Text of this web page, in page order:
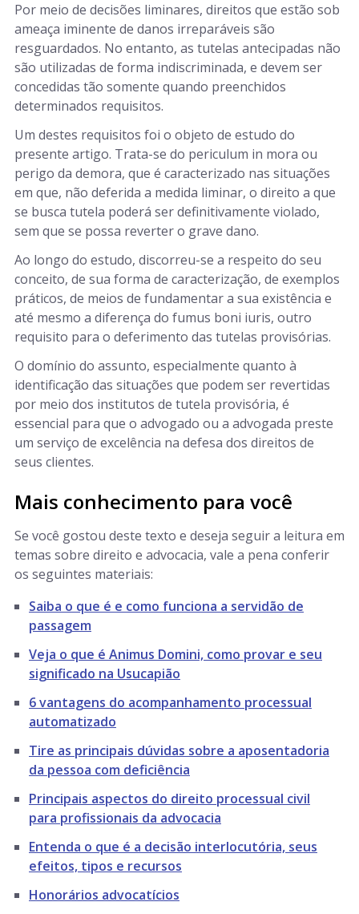
Por meio de decisões liminares, direitos que estão sob
ameaça iminente de danos irreparáveis são
resguardados. No entanto, as tutelas antecipadas não
são utilizadas de forma indiscriminada, e devem ser
concedidas tão somente quando preenchidos
determinados requisitos.
Um destes requisitos foi o objeto de estudo do
presente artigo. Trata-se do periculum in mora ou
perigo da demora, que é caracterizado nas situações
em que, não deferida a medida liminar, o direito a que
se busca tutela poderá ser definitivamente violado,
sem que se possa reverter o grave dano.
Ao longo do estudo, discorreu-se a respeito do seu
conceito, de sua forma de caracterização, de exemplos
práticos, de meios de fundamentar a sua existência e
até mesmo a diferença do fumus boni iuris, outro
requisito para o deferimento das tutelas provisórias.
O domínio do assunto, especialmente quanto à
identificação das situações que podem ser revertidas
por meio dos institutos de tutela provisória, é
essencial para que o advogado ou a advogada preste
um serviço de excelência na defesa dos direitos de
seus clientes.
Mais conhecimento para você
Se você gostou deste texto e deseja seguir a leitura em
temas sobre direito e advocacia, vale a pena conferir
os seguintes materiais:
Saiba o que é e como funciona a servidão de
passagem
Veja o que é Animus Domini, como provar e seu
significado na Usucapião
6 vantagens do acompanhamento processual
automatizado
Tire as principais dúvidas sobre a aposentadoria
da pessoa com deficiência
Principais aspectos do direito processual civil
para profissionais da advocacia
Entenda o que é a decisão interlocutória, seus
efeitos, tipos e recursos
Honorários advocatícios